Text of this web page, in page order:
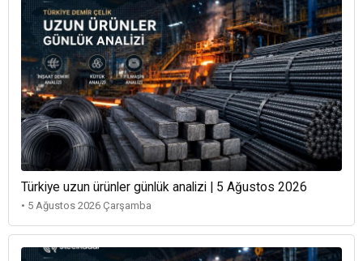
Türkiye uzun ürünler günlük analizi | 5 Ağustos 2026
• 5 Ağustos 2026 Çarşamba